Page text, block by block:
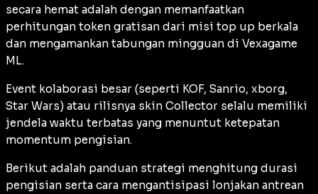
secara hemat adalah dengan memanfaatkan
perhitungan token gratisan dari misi top up berkala
dan mengamankan tabungan mingguan di Vexagame
ML.
Event kolaborasi besar (seperti KOF, Sanrio, xborg,
Star Wars) atau rilisnya skin Collector selalu memiliki
jendela waktu terbatas yang menuntut ketepatan
momentum pengisian.
Berikut adalah panduan strategi menghitung durasi
pengisian serta cara mengantisipasi lonjakan antrean